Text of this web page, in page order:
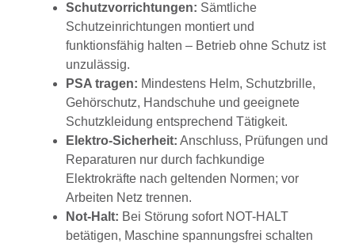
Schutzvorrichtungen: Sämtliche
Schutzeinrichtungen montiert und
funktionsfähig halten – Betrieb ohne Schutz ist
unzulässig.
PSA tragen: Mindestens Helm, Schutzbrille,
Gehörschutz, Handschuhe und geeignete
Schutzkleidung entsprechend Tätigkeit.
Elektro-Sicherheit: Anschluss, Prüfungen und
Reparaturen nur durch fachkundige
Elektrokräfte nach geltenden Normen; vor
Arbeiten Netz trennen.
Not-Halt: Bei Störung sofort NOT-HALT
betätigen, Maschine spannungsfrei schalten